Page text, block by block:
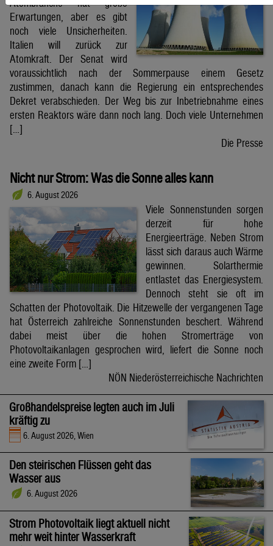
Atombranche hat große
Erwartungen, aber es gibt
noch viele Unsicherheiten.
Italien will zurück zur
Atomkraft. Der Senat wird
voraussichtlich nach der Sommerpause einem Gesetz
zustimmen, danach kann die Regierung ein entsprechendes
Dekret verabschieden. Der Weg bis zur Inbetriebnahme eines
ersten Reaktors wäre dann noch lang. Doch viele Unternehmen
[…]
Die Presse
Nicht nur Strom: Was die Sonne alles kann
6. August 2026
Viele Sonnenstunden sorgen
derzeit für hohe
Energieerträge. Neben Strom
lässt sich daraus auch Wärme
gewinnen. Solarthermie
entlastet das Energiesystem.
Dennoch steht sie oft im
Schatten der Photovoltaik. Die Hitzewelle der vergangenen Tage
hat Österreich zahlreiche Sonnenstunden beschert. Während
dabei meist über die hohen Stromerträge von
Photovoltaikanlagen gesprochen wird, liefert die Sonne noch
eine zweite Form […]
NÖN Niederösterreichische Nachrichten
Großhandelspreise legten auch im Juli
kräftig zu
6. August 2026, Wien
Den steirischen Flüssen geht das
Wasser aus
6. August 2026
Strom Photovoltaik liegt aktuell nicht
mehr weit hinter Wasserkraft